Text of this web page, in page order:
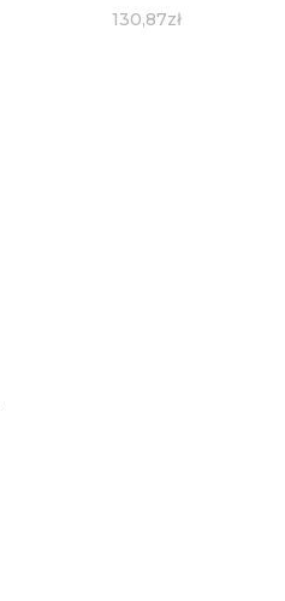
130,87zł